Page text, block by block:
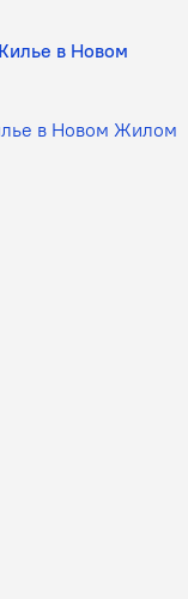
в Новом Жилом